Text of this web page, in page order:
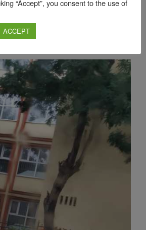
“Accept”, you consent to the use of
ACCEPT